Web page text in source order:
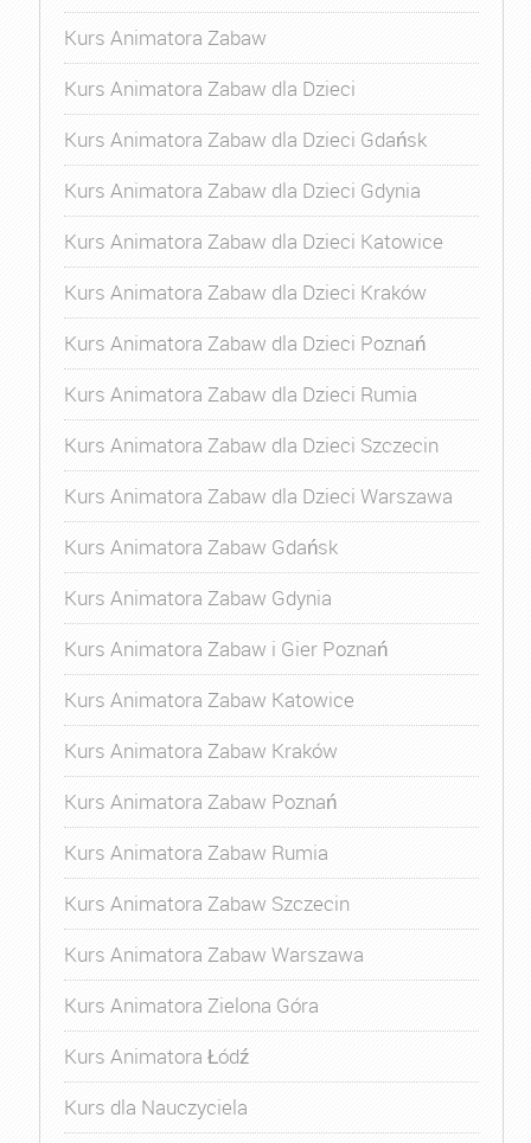
Kurs Animatora Zabaw
Kurs Animatora Zabaw dla Dzieci
Kurs Animatora Zabaw dla Dzieci Gdańsk
Kurs Animatora Zabaw dla Dzieci Gdynia
Kurs Animatora Zabaw dla Dzieci Katowice
Kurs Animatora Zabaw dla Dzieci Kraków
Kurs Animatora Zabaw dla Dzieci Poznań
Kurs Animatora Zabaw dla Dzieci Rumia
Kurs Animatora Zabaw dla Dzieci Szczecin
Kurs Animatora Zabaw dla Dzieci Warszawa
Kurs Animatora Zabaw Gdańsk
Kurs Animatora Zabaw Gdynia
Kurs Animatora Zabaw i Gier Poznań
Kurs Animatora Zabaw Katowice
Kurs Animatora Zabaw Kraków
Kurs Animatora Zabaw Poznań
Kurs Animatora Zabaw Rumia
Kurs Animatora Zabaw Szczecin
Kurs Animatora Zabaw Warszawa
Kurs Animatora Zielona Góra
Kurs Animatora Łódź
Kurs dla Nauczyciela